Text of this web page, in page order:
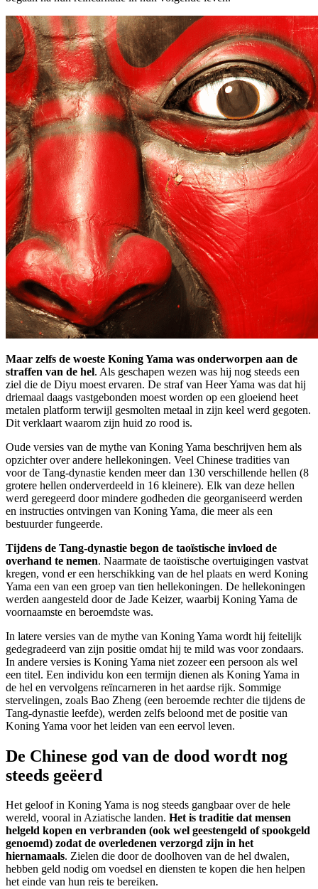
Maar zelfs de woeste Koning Yama was onderworpen aan de
straffen van de hel. Als geschapen wezen was hij nog steeds een
ziel die de Diyu moest ervaren. De straf van Heer Yama was dat hij
driemaal daags vastgebonden moest worden op een gloeiend heet
metalen platform terwijl gesmolten metaal in zijn keel werd gegoten.
Dit verklaart waarom zijn huid zo rood is.
Oude versies van de mythe van Koning Yama beschrijven hem als
opzichter over andere hellekoningen. Veel Chinese tradities van
voor de Tang-dynastie kenden meer dan 130 verschillende hellen (8
grotere hellen onderverdeeld in 16 kleinere). Elk van deze hellen
werd geregeerd door mindere godheden die georganiseerd werden
en instructies ontvingen van Koning Yama, die meer als een
bestuurder fungeerde.
Tijdens de Tang-dynastie begon de taoïstische invloed de
overhand te nemen. Naarmate de taoïstische overtuigingen vastvat
kregen, vond er een herschikking van de hel plaats en werd Koning
Yama een van een groep van tien hellekoningen. De hellekoningen
werden aangesteld door de Jade Keizer, waarbij Koning Yama de
voornaamste en beroemdste was.
In latere versies van de mythe van Koning Yama wordt hij feitelijk
gedegradeerd van zijn positie omdat hij te mild was voor zondaars.
In andere versies is Koning Yama niet zozeer een persoon als wel
een titel. Een individu kon een termijn dienen als Koning Yama in
de hel en vervolgens reïncarneren in het aardse rijk. Sommige
stervelingen, zoals Bao Zheng (een beroemde rechter die tijdens de
Tang-dynastie leefde), werden zelfs beloond met de positie van
Koning Yama voor het leiden van een eervol leven.
De Chinese god van de dood wordt nog
steeds geëerd
Het geloof in Koning Yama is nog steeds gangbaar over de hele
wereld, vooral in Aziatische landen. Het is traditie dat mensen
helgeld kopen en verbranden (ook wel geestengeld of spookgeld
genoemd) zodat de overledenen verzorgd zijn in het
hiernamaals. Zielen die door de doolhoven van de hel dwalen,
hebben geld nodig om voedsel en diensten te kopen die hen helpen
het einde van hun reis te bereiken.